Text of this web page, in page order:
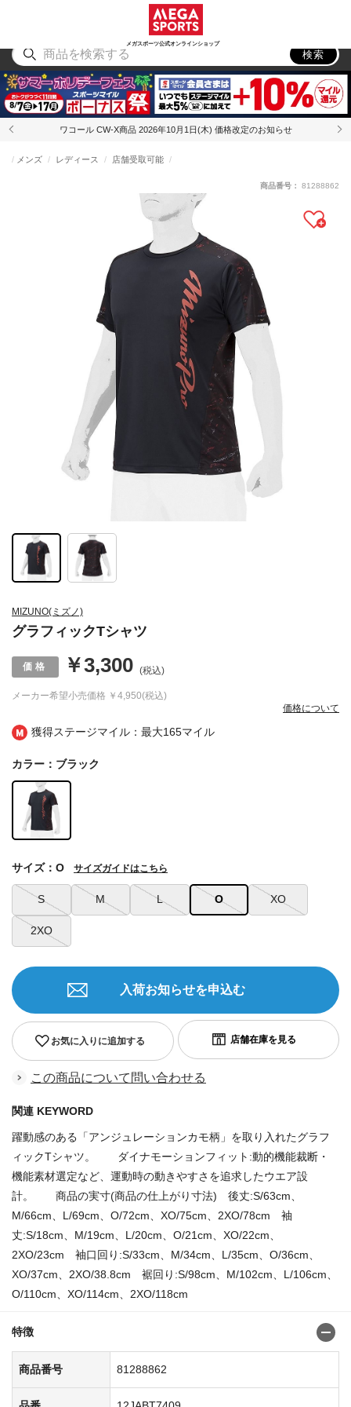
メガスポーツ公式オンラインショップ
アウトドア
検索
ワコール CW-X商品 2026年10月1日(木) 価格改定のお知らせ
獲得ステージマイル：最大165マイル
MIZUNO(ミズノ)
グラフィックTシャツ
メンズ レディース 店舗受取可能
メーカー希望小売価格 ￥4,950(税込)
￥3,300 (税込)
価格について
商品番号： 81288862
カラー：ブラック
S M L O XO
2XO
サイズ：O サイズガイドはこちら
お気に入りに追加する
入荷お知らせを申込む
この商品について問い合わせる
関連 KEYWORD
躍動感のある「アンジュレーションカモ柄」を取り入れたグラフ
ィックTシャツ。 ダイナモーションフィット:動的機能裁断・
機能素材選定など、運動時の動きやすさを追求したウエア設
計。 商品の実寸(商品の仕上がり寸法) 後丈:S/63cm、
M/66cm、L/69cm、O/72cm、XO/75cm、2XO/78cm 袖
丈:S/18cm、M/19cm、L/20cm、O/21cm、XO/22cm、
2XO/23cm 袖口回り:S/33cm、M/34cm、L/35cm、O/36cm、
XO/37cm、2XO/38.8cm 裾回り:S/98cm、M/102cm、L/106cm、
O/110cm、XO/114cm、2XO/118cm
特徴
商品番号 81288862